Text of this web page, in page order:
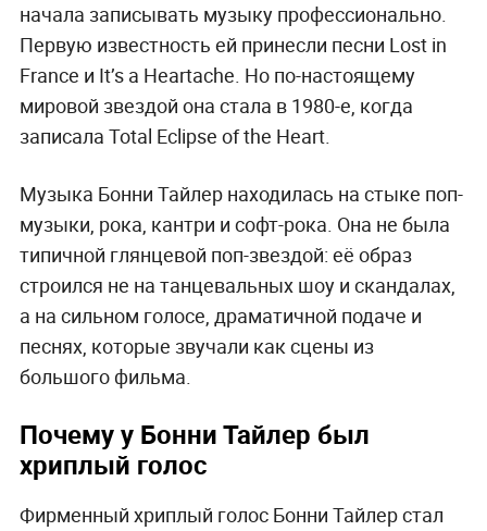
начала записывать музыку профессионально.
Первую известность ей принесли песни Lost in
France и It’s a Heartache. Но по-настоящему
мировой звездой она стала в 1980-е, когда
записала Total Eclipse of the Heart.
Музыка Бонни Тайлер находилась на стыке поп-
музыки, рока, кантри и софт-рока. Она не была
типичной глянцевой поп-звездой: её образ
строился не на танцевальных шоу и скандалах,
а на сильном голосе, драматичной подаче и
песнях, которые звучали как сцены из
большого фильма.
Почему у Бонни Тайлер был
хриплый голос
Фирменный хриплый голос Бонни Тайлер стал